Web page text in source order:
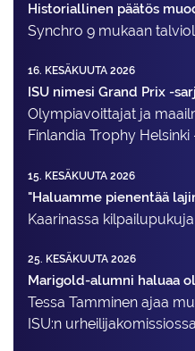
Historiallinen päätös
Synchro 9 mukaan
16. KESÄKUUTA 2026
ISU nimesi Grand Prix -
Olympiavoittajat ja
Finlandia Trophy
15. KESÄKUUTA 2026
"Haluamme pienentää
Kaarinassa
25. KESÄKUUTA 2026
Marigold-alumni haluaa
Tessa Tamminen ajaa
ISU:n urheilija­komissiossa